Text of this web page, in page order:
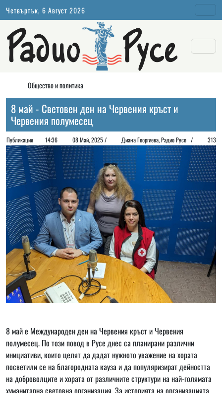
Четвъртък, 6 Август 2026
Общество и политика
8 май - Световен ден на Червения кръст и
Червения полумесец
Публикация 14:36 08 Май, 2025 / Диана Георгиeва, Радио Русе / 313
8 май е Международен ден на Червения кръст и Червения
полумесец. По този повод в Русе днес са планирани различни
инициативи, които целят да дадат нужното уважение на хората
посветили се на благородната кауза и да популяризират дейността
на доброволците и хората от различните структури на най-голямата
хуманитарна световна организация. За историята на организацията,